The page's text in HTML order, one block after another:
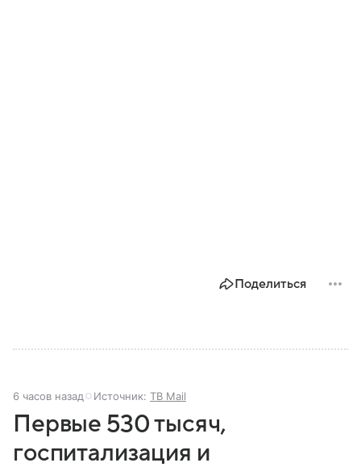
Поделиться
6 часов назад Источник: ТВ Mail
Первые 530 тысяч,
госпитализация и